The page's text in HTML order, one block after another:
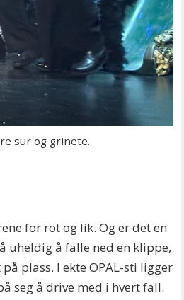
sur og grinete.
for rot og lik. Og er det en
uheldig å falle ned en klippe,
plass. I ekte OPAL-sti ligger
seg å drive med i hvert fall.